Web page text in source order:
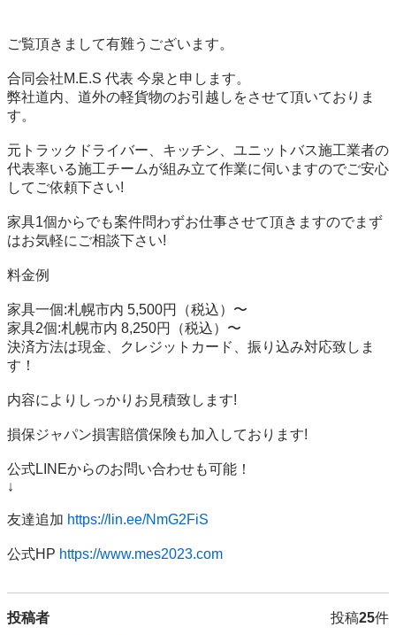
ご覧頂きまして有難うございます。
合同会社M.E.S 代表 今泉と申します。
弊社道内、道外の軽貨物のお引越しをさせて頂いておりま
す。
元トラックドライバー、キッチン、ユニットバス施工業者の
代表率いる施工チームが組み立て作業に伺いますのでご安心
してご依頼下さい!
家具1個からでも案件問わずお仕事させて頂きますのでまず
はお気軽にご相談下さい!
料金例
家具一個:札幌市内 5,500円（税込）〜
家具2個:札幌市内 8,250円（税込）〜
決済方法は現金、クレジットカード、振り込み対応致しま
す！
内容によりしっかりお見積致します!
損保ジャパン損害賠償保険も加入しております!
公式LINEからのお問い合わせも可能！
↓
友達追加 https://lin.ee/NmG2FiS
公式HP https://www.mes2023.com
投稿者 投稿25件